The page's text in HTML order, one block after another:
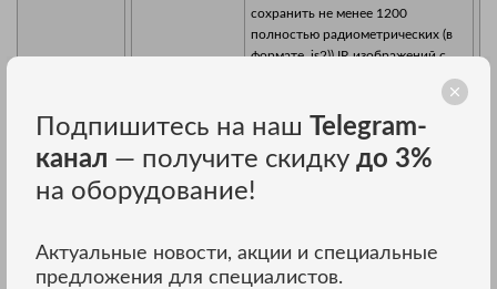
сохранить не менее 1200
полностью радиометрических (в
формате .is2)) IR изображений с
аннотациями или 3000 обычных
растровых (.bmp) изображений,
которые можно загрузить в
компьютер через универсальное
устройство считывания карт
памяти с разъемом USB
(.is2) Для анализа
нерадиометрических растровых
Подпишитесь на наш Telegram-
канал — получите скидку до 3%
на оборудование!
Актуальные новости, акции и специальные
предложения для специалистов.